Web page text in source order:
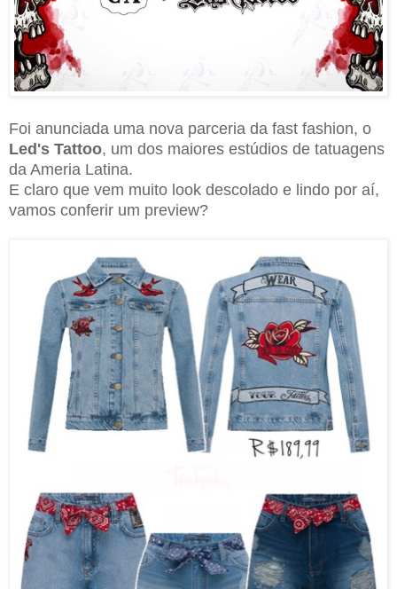
Foi anunciada uma nova parceria da fast fashion, o
Led's Tattoo, um dos maiores estúdios de tatuagens
da Ameria Latina.
E claro que vem muito look descolado e lindo por aí,
vamos conferir um preview?